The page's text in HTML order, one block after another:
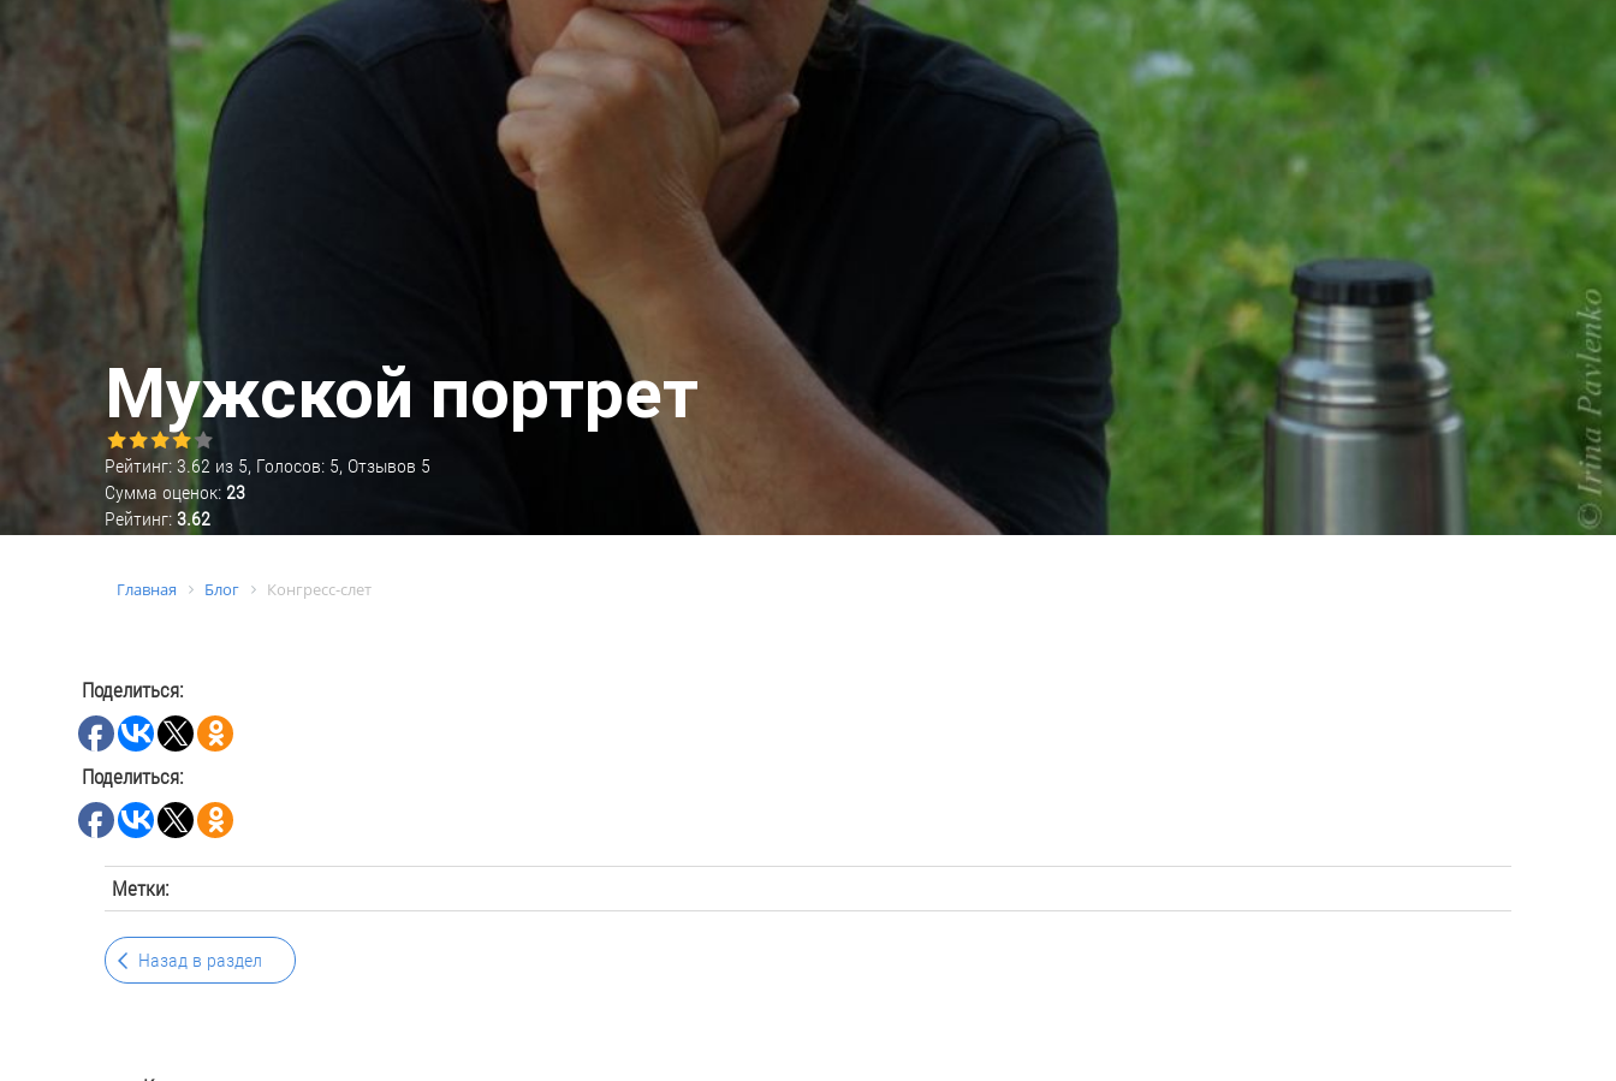
Мужской портрет
Рейтинг: 3.62 из 5, Голосов: 5, Отзывов 5
Сумма оценок: 23
Рейтинг: 3.62
Главная Блог Конгресс-слет
Поделиться:
Поделиться:
Метки:
Назад в раздел